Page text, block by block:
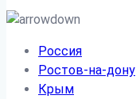
Россия
Ростов-на-дону
Крым